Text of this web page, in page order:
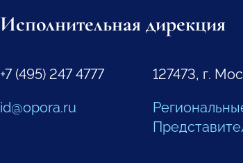
Исполнительная дирекция
+7 (495) 247 4777
id@opora.ru
127473, г.